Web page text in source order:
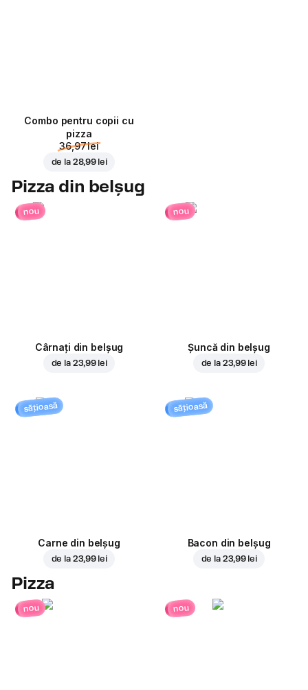
Combo pentru copii cu
pizza
36,97 lei
de la 28,99 lei
Pizza din belșug
nou
Cârnați din belșug
de la 23,99 lei
nou
Șuncă din belșug
de la 23,99 lei
sățioasă
Carne din belșug
de la 23,99 lei
sățioasă
Bacon din belșug
de la 23,99 lei
Pizza
nou nou